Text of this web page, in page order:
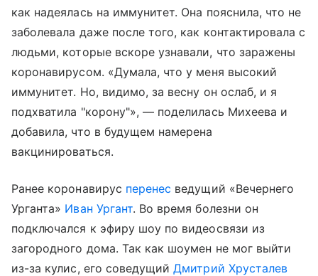
как надеялась на иммунитет. Она пояснила, что не
заболевала даже после того, как контактировала с
людьми, которые вскоре узнавали, что заражены
коронавирусом. «Думала, что у меня высокий
иммунитет. Но, видимо, за весну он ослаб, и я
подхватила "корону"», — поделилась Михеева и
добавила, что в будущем намерена
вакцинироваться.
Ранее коронавирус перенес ведущий «Вечернего
Урганта» Иван Ургант. Во время болезни он
подключался к эфиру шоу по видеосвязи из
загородного дома. Так как шоумен не мог выйти
из-за кулис, его соведущийДмитрий Хрусталев